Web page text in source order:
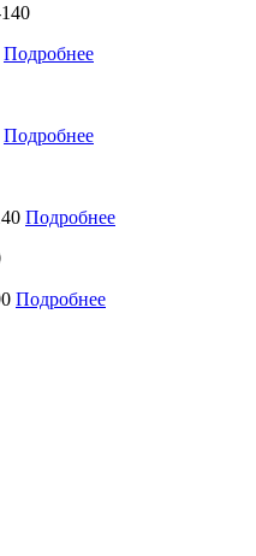
Подробнее
Подробнее
Подробнее
Подробнее